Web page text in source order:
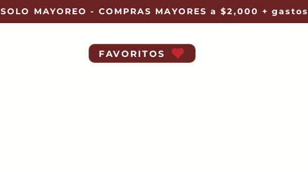
SOLO MAYOREO - COMPRAS MAYORES a $2,000 +
FAVORITOS